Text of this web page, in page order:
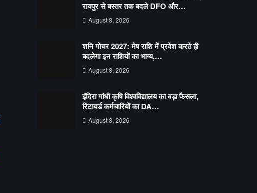
रायपुर से बस्तर तक बदले DFO और…
August 8, 2026
शनि गोचर 2027: मेष राशि में प्रवेश करते ही
बदलेगा इन राशियों का भाग्य,…
August 8, 2026
इंदिरा गांधी कृषि विश्वविद्यालय का बड़ा फैसला,
रिटायर्ड कर्मचारियों का DA…
August 8, 2026